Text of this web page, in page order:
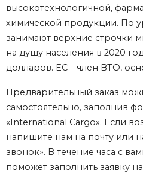
высокотехнологичной,
химической продукции. По
занимают верхние строчки
на душу населения в 2020
долларов. ЕС – член ВТО,
Предварительный заказ
самостоятельно, заполнив
«International Cargo». Если
напишите нам на почту или
звонок». В течение часа с
поможет заполнить заявку на